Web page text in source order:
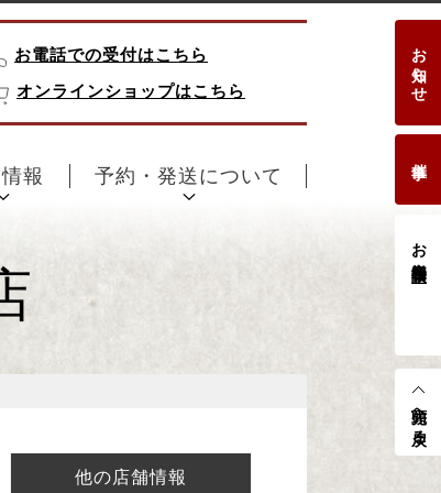
お電話での受付はこちら
オンラインショップはこちら
報 予約・発送について
お知らせ
お客様相談室
先頭へ戻る
他の店舗情報